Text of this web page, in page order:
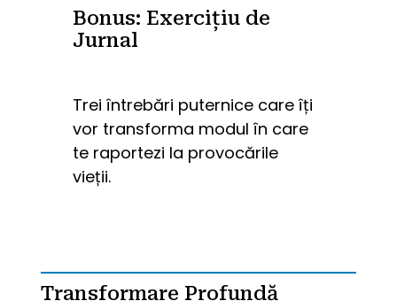
Bonus: Exercițiu de
Jurnal
Trei întrebări puternice care îți
vor transforma modul în care
te raportezi la provocările
vieții.
Transformare Profundă